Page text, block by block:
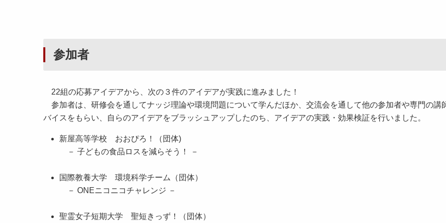
参加者
22組の応募アイデアから、次の３件のアイデアが実践に進みました！
参加者は、研修会を通してナッジ理論や環境問題について学んだほか、交流会を通して他の参加者や専門の講
バイスをもらい、自らのアイデアをブラッシュアップしたのち、アイデアの実践・効果検証を行いました。
新屋高等学校 おおぴろ！（団体)
－ 子どもの食品ロスを減らそう！ －
国際教養大学 環境科学チーム（団体）
－ ONEニコニコチャレンジ －
聖霊女子短期大学 聖短きっず！（団体）